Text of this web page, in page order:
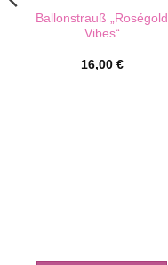
Ballonstrauß „Roségold
Vibes“
16,00 €